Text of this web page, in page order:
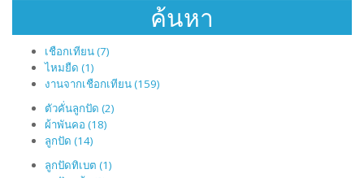
ค้นหา
เชือกเทียน (7)
ไหมยืด (1)
งานจากเชือกเทียน (159)
ตัวคั่นลูกปัด (2)
ผ้าพันคอ (18)
ลูกปัด (14)
ลูกปัดทิเบต (1)